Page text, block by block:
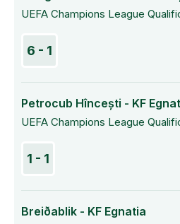
UEFA Champions League
6 - 1
Petrocub Hîncești - KF
UEFA Champions League
1 - 1
Breiðablik - KF Egnatia